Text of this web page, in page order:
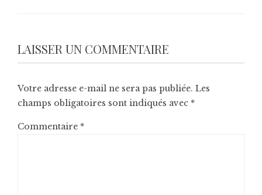
LAISSER UN COMMENTAIRE
Votre adresse e-mail ne sera pas publiée. Les
champs obligatoires sont indiqués avec *
Commentaire *